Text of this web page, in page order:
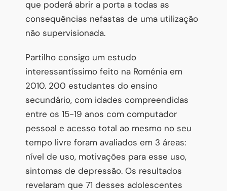
que poderá abrir a porta a todas as
consequências nefastas de uma utilização
não supervisionada.
Partilho consigo um estudo
interessantíssimo feito na Roménia em
2010. 200 estudantes do ensino
secundário, com idades compreendidas
entre os 15-19 anos com computador
pessoal e acesso total ao mesmo no seu
tempo livre foram avaliados em 3 áreas:
nível de uso, motivações para esse uso,
sintomas de depressão. Os resultados
revelaram que 71 desses adolescentes